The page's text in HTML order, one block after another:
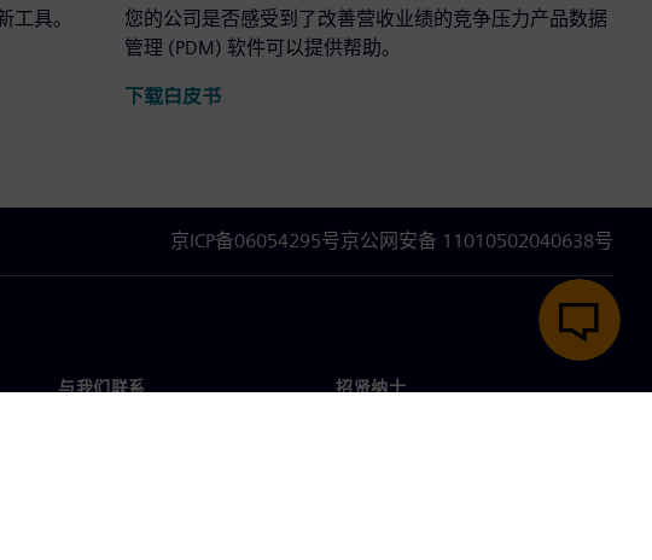
工具。
您的公司是否感受到了改善营收业绩的竞争压力产品数据
管理 (PDM) 软件可以提供帮助。
下载白皮书
京ICP备06054295号京公网安备 11010502040638号
与我们联系 招贤纳士